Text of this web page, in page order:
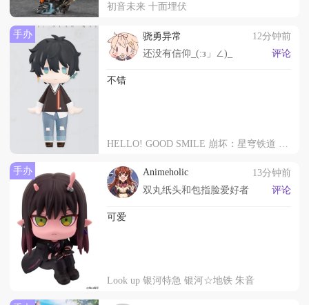
初音未来 十面埋伏
手办 骁勇异常
12分钟前
还没有信仰_(:з」∠)_
评论
不错
手办 Animeholic
13分钟前
双丸纸头和包指脸爱好者
评论
可爱
Look up 银河特急 银河☆地铁 朱音